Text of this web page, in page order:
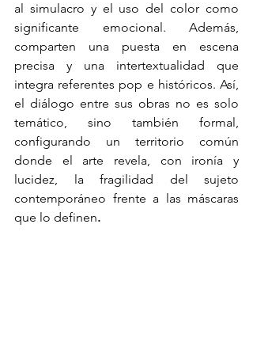
al simulacro y el uso del color como
significante emocional. Además,
comparten una puesta en escena
precisa y una intertextualidad que
integra referentes pop e históricos. Así,
el diálogo entre sus obras no es solo
temático, sino también formal,
configurando un territorio común
donde el arte revela, con ironía y
lucidez, la fragilidad del sujeto
contemporáneo frente a las máscaras
que lo definen.